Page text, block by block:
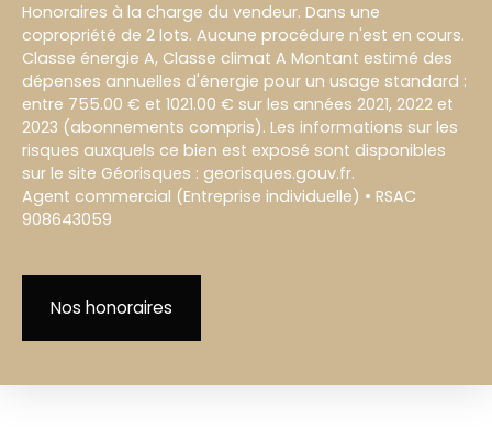
Honoraires à la charge du vendeur. Dans une
copropriété de 2 lots. Aucune procédure n'est en cours.
Classe énergie A, Classe climat A Montant estimé des
dépenses annuelles d'énergie pour un usage standard :
entre 755.00 € et 1021.00 € sur les années 2021, 2022 et
2023 (abonnements compris). Les informations sur les
risques auxquels ce bien est exposé sont disponibles
sur le site Géorisques : georisques.gouv.fr.
Agent commercial (Entreprise individuelle) • RSAC
908643059
Nos honoraires